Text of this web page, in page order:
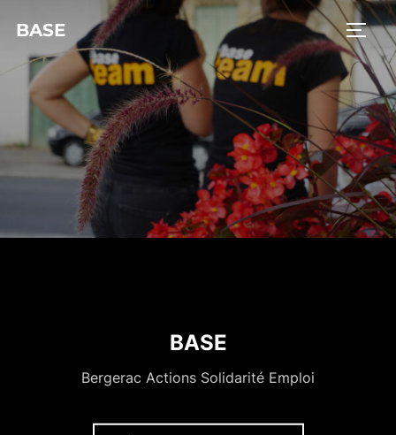
BASE
BASE
Bergerac Actions Solidarité Emploi